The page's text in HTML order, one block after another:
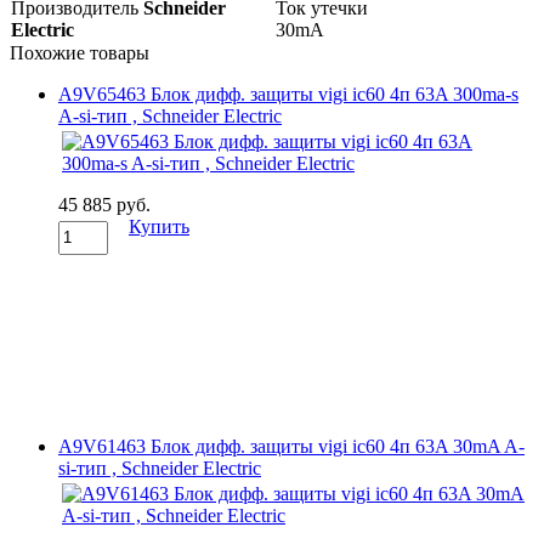
Ток утечки
30mA
Производитель Schneider
Electric
Похожие товары
A9V65463 Блок дифф. защиты vigi ic60 4п 63A 300ma-s
A-si-тип , Schneider Electric
45 885 руб.
Купить
A9V61463 Блок дифф. защиты vigi ic60 4п 63A 30mA A-
si-тип , Schneider Electric